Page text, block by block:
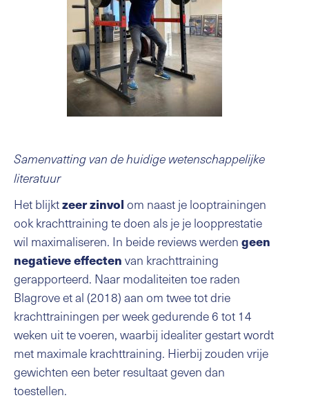
Samenvatting van de huidige wetenschappelijke
literatuur
Het blijktzeer zinvol om naast je looptrainingen
ook krachttraining te doen als je je loopprestatie
wil maximaliseren. In beide reviews werden geen
negatieve effecten van krachttraining
gerapporteerd. Naar modaliteiten toe raden
Blagrove et al (2018) aan om twee tot drie
krachttrainingen per week gedurende 6 tot 14
weken uit te voeren, waarbij idealiter gestart wordt
met maximale krachttraining. Hierbij zouden vrije
gewichten een beter resultaat geven dan
toestellen.